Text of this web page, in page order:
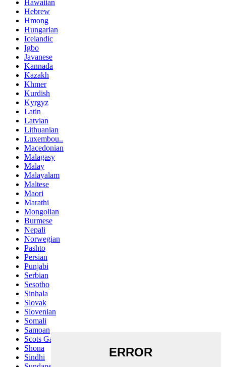
Hawaiian
Hebrew
Hmong
Hungarian
Icelandic
Igbo
Javanese
Kannada
Kazakh
Khmer
Kurdish
Kyrgyz
Latin
Latvian
Lithuanian
Luxembou..
Macedonian
Malagasy
Malay
Malayalam
Maltese
Maori
Marathi
Mongolian
Burmese
Nepali
Norwegian
Pashto
Persian
Punjabi
Serbian
Sesotho
Sinhala
Slovak
Slovenian
Somali
Samoan
Scots Gaelic
Shona
Sindhi